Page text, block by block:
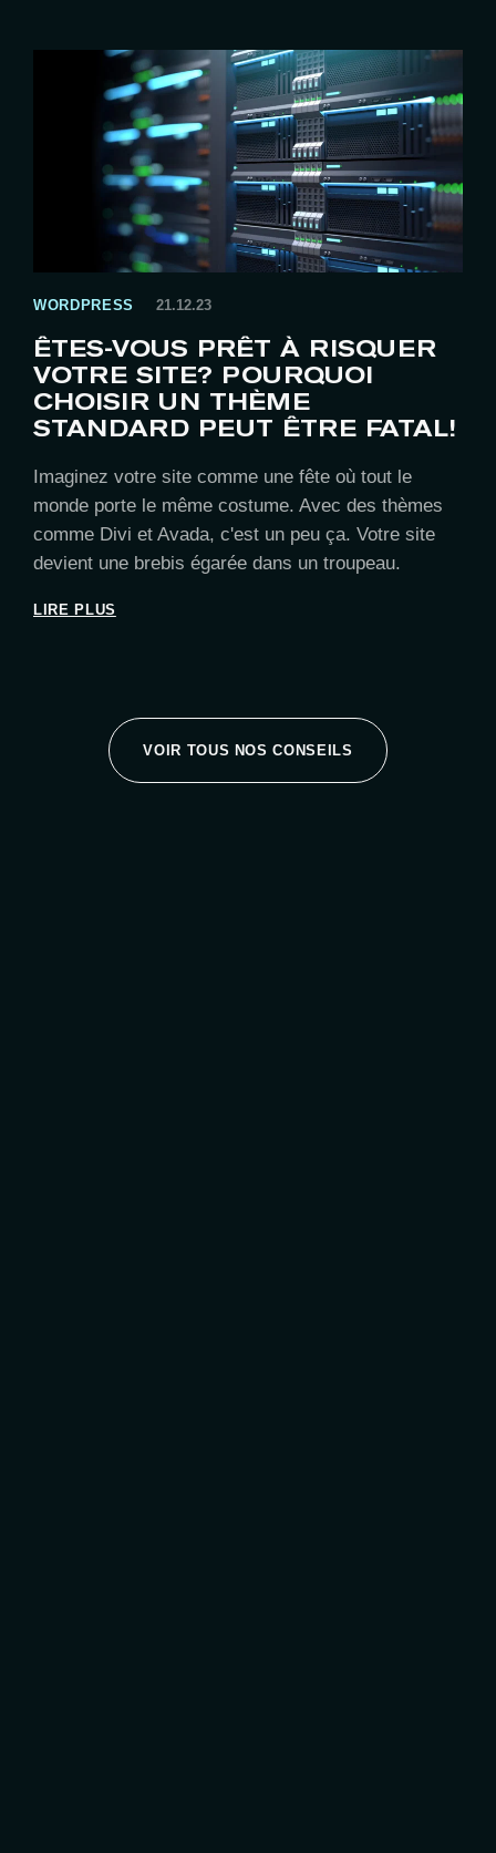
WORDPRESS 21.12.23
ÊTES-VOUS PRÊT À RISQUER
VOTRE SITE? POURQUOI
CHOISIR UN THÈME
STANDARD PEUT ÊTRE FATAL!
Imaginez votre site comme une fête où tout le
monde porte le même costume. Avec des thèmes
comme Divi et Avada, c'est un peu ça. Votre site
devient une brebis égarée dans un troupeau.
LIRE PLUS
VOIR TOUS NOS CONSEILS